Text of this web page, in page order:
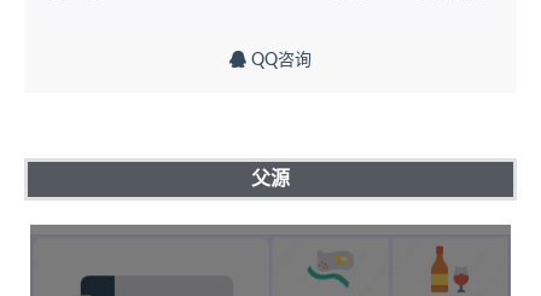
QQ咨询
父源